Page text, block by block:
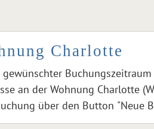
Charlotte
an der Wohnung Charlotte
über den Button "Neue
Bei Klick auf den Button